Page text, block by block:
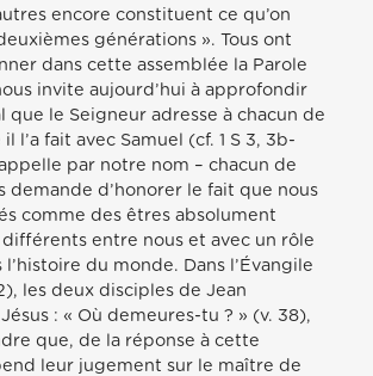
encore constituent ce qu’on
générations ». Tous ont
dans cette assemblée la Parole
invite aujourd’hui à approfondir
que le Seigneur adresse à chacun de
l’a fait avec Samuel (cf. 1 S 3, 3b-
appelle par notre nom – chacun de
demande d’honorer le fait que nous
comme des êtres absolument
entre nous et avec un rôle
du monde. Dans l’Évangile
les deux disciples de Jean
: « Où demeures-tu ? » (v. 38),
que, de la réponse à cette
leur jugement sur le maître de